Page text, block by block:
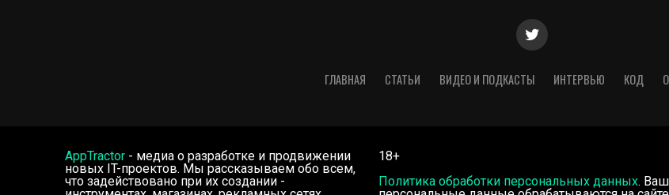
ГЛАВНАЯ СТАТЬИ ВИДЕО И ПОДКАСТЫ ИНТЕРВЬЮ КОД
AppTractor - медиа о разработке и продвижении
новых IT-проектов. Мы рассказываем обо всем,
что задействовано при их создании -
18+
Политика обработки персональных данных.